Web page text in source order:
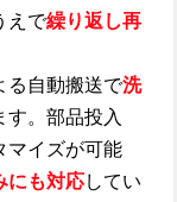
えで繰り返し再
る自動搬送で洗
す。部品投入
マイズが可能
にも対応してい